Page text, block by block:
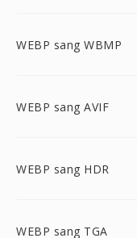
WEBP sang WBMP
WEBP sang AVIF
WEBP sang HDR
WEBP sang TGA